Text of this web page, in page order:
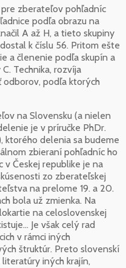
pre zberateľov pohľadníc
podľa obrazu na
A až H, a tieto skupiny
k číslu 56. Pritom ešte
a členenie podľa skupín a
Technika, rozvíja
odborov, podľa ktorých
na Slovensku (a nielen
je v príručke PhDr.
ktorého delenia sa budeme
zbieraní pohľadníc ho
Českej republike je na
zo zberateľskej
na prelome 19. a 20.
bola už zmienka. Na
na celoslovenskej
Je však celý rad
v rámci iných
štruktúr. Preto slovenskí
iných krajín,